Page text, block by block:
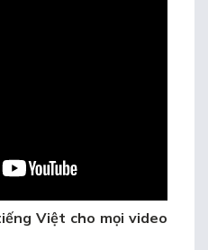
Việt cho mọi video